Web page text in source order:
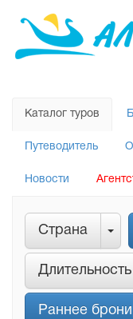
Каталог туров
Путеводитель
Новости
Страна
Длительность
Раннее